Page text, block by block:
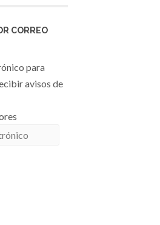
CORREO
para
avisos de